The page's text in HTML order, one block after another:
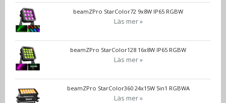
beamZPro StarColor72 9x8W IP65 RGBW
Läs mer »
beamZPro StarColor128 16x8W IP65 RGBW
Läs mer »
beamZPro StarColor360 24x15W 5in1 RGBWA
Läs mer »